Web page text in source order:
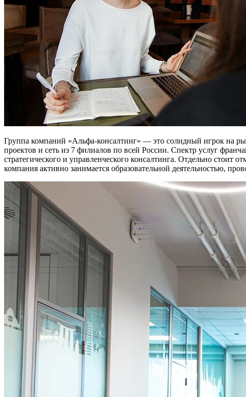
Группа компаний «Альфа-консалтинг» — это солидный игрок на
проектов и сеть из 7 филиалов по всей России. Спектр услуг
стратегического и управленческого консалтинга. Отдельно
компания активно занимается образовательной деятельностью,